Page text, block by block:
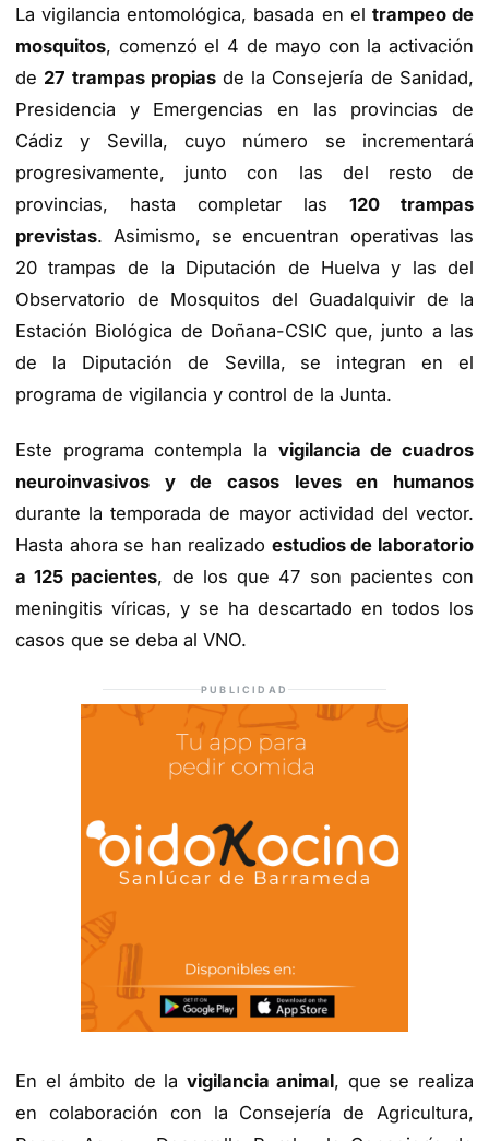
La vigilancia entomológica, basada en el trampeo de
mosquitos, comenzó el 4 de mayo con la activación
de 27 trampas propias de la Consejería de Sanidad,
Presidencia y Emergencias en las provincias de
Cádiz y Sevilla, cuyo número se incrementará
progresivamente, junto con las del resto de
provincias, hasta completar las 120 trampas
previstas. Asimismo, se encuentran operativas las
20 trampas de la Diputación de Huelva y las del
Observatorio de Mosquitos del Guadalquivir de la
Estación Biológica de Doñana-CSIC que, junto a las
de la Diputación de Sevilla, se integran en el
programa de vigilancia y control de la Junta.
Este programa contempla la vigilancia de cuadros
neuroinvasivos y de casos leves en humanos
durante la temporada de mayor actividad del vector.
Hasta ahora se han realizado estudios de laboratorio
a 125 pacientes, de los que 47 son pacientes con
meningitis víricas, y se ha descartado en todos los
casos que se deba al VNO.
PUBLICIDAD
En el ámbito de la vigilancia animal, que se realiza
en colaboración con la Consejería de Agricultura,